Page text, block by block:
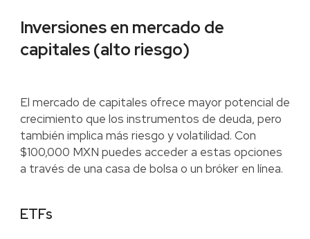
Inversiones en mercado de
capitales (alto riesgo)
El mercado de capitales ofrece mayor potencial de
crecimiento que los instrumentos de deuda, pero
también implica más riesgo y volatilidad. Con
$100,000 MXN puedes acceder a estas opciones
a través de una casa de bolsa o un bróker en línea.
ETFs